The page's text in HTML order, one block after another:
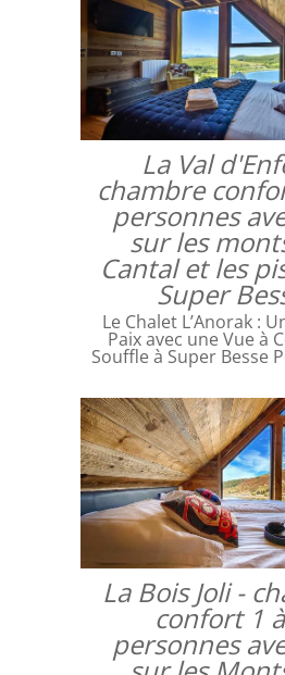
La Val
chambre
personnes
sur les
Cantal et les
Super
Le Chalet L’Anorak :
Paix avec une Vue à
Souffle à Super Besse
La Bois Joli -
confort 1
personnes